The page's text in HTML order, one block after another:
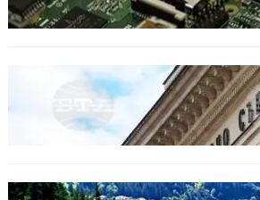
БЕЗ КАТЕГОРИЯ
Дрон се взриви край
търси отговори за
БЪЛГАРИЯ